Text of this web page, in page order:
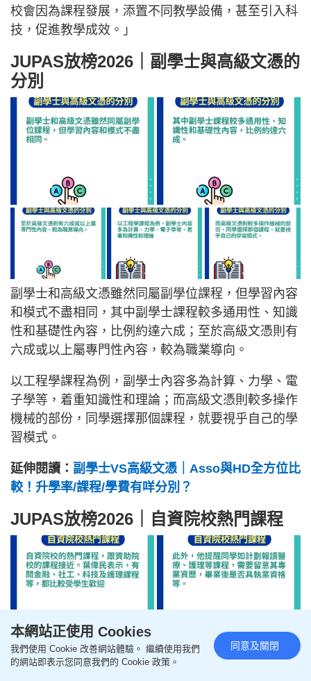
校會因為課程發展，添置不同教學設備，甚至引入科
技，促進教學成效。」
JUPAS放榜2026｜副學士與高級文憑的
分別
副學士和高級文憑雖然同屬副學位課程，但學習內容
和模式不盡相同，其中副學士課程較多通用性、知識
性和基礎性內容，比例約達六成；至於高級文憑則有
六成或以上屬專門性內容，較為職業導向。
以工程學課程為例，副學士內容多為計算、力學、電
子學等，着重知識性和理論；而高級文憑則較多操作
機械的部份，同學選擇那個課程，就要視乎自己的學
習模式。
延伸閱讀： 副學士VS高級文憑｜Asso與HD全方位比
較！升學率/課程/學費有咩分別？
JUPAS放榜2026｜自資院校熱門課程
本網站正使用 Cookies
我們使用 Cookie 改善網站體驗。 繼續使用我們
的網站即表示您同意我們的 Cookie 政策。
同意及關閉